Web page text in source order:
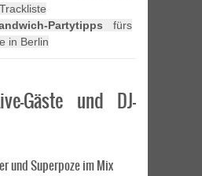
Trackliste
Partytipps fürs
in Berlin
Gäste und DJ-
und Superpoze im Mix